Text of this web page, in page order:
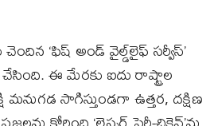
‘ఫిష్ అండ్ వైల్డ్‌లైఫ్ సర్వీస్’
ఈ మేరకు ఐదు రాష్ట్రాల
సాగిస్తుండగా ఉత్తర, దక్షిణ